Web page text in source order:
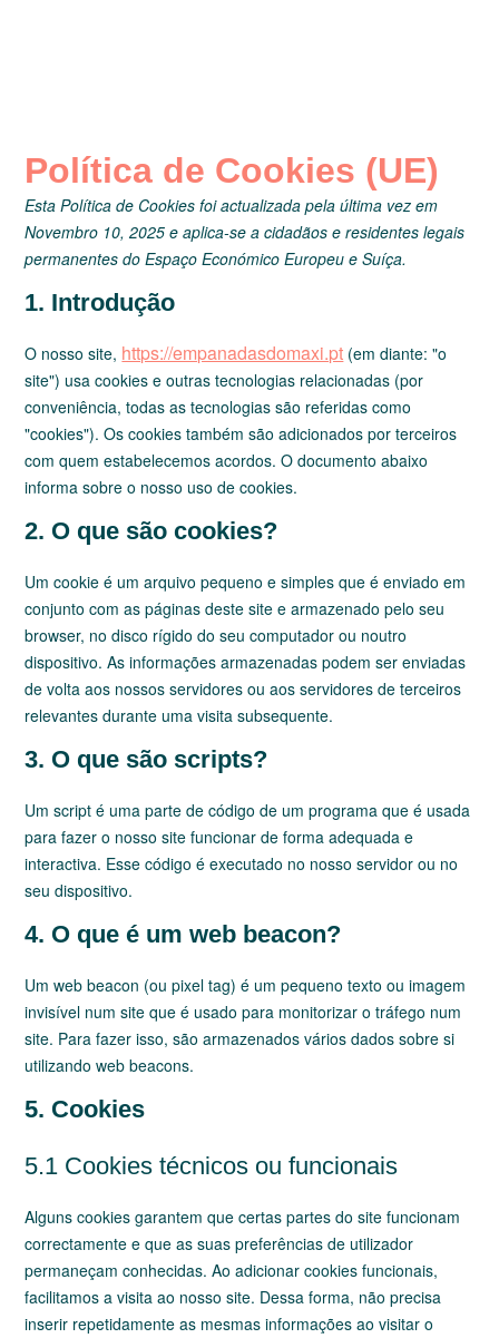
Política de Cookies (UE)
Esta Política de Cookies foi actualizada pela última vez em
Novembro 10, 2025 e aplica-se a cidadãos e residentes legais
permanentes do Espaço Económico Europeu e Suíça.
1. Introdução
O nosso site, https://empanadasdomaxi.pt (em diante: "o
site") usa cookies e outras tecnologias relacionadas (por
conveniência, todas as tecnologias são referidas como
"cookies"). Os cookies também são adicionados por terceiros
com quem estabelecemos acordos. O documento abaixo
informa sobre o nosso uso de cookies.
2. O que são cookies?
Um cookie é um arquivo pequeno e simples que é enviado em
conjunto com as páginas deste site e armazenado pelo seu
browser, no disco rígido do seu computador ou noutro
dispositivo. As informações armazenadas podem ser enviadas
de volta aos nossos servidores ou aos servidores de terceiros
relevantes durante uma visita subsequente.
3. O que são scripts?
Um script é uma parte de código de um programa que é usada
para fazer o nosso site funcionar de forma adequada e
interactiva. Esse código é executado no nosso servidor ou no
seu dispositivo.
4. O que é um web beacon?
Um web beacon (ou pixel tag) é um pequeno texto ou imagem
invisível num site que é usado para monitorizar o tráfego num
site. Para fazer isso, são armazenados vários dados sobre si
utilizando web beacons.
5. Cookies
5.1 Cookies técnicos ou funcionais
Alguns cookies garantem que certas partes do site funcionam
correctamente e que as suas preferências de utilizador
permaneçam conhecidas. Ao adicionar cookies funcionais,
facilitamos a visita ao nosso site. Dessa forma, não precisa
inserir repetidamente as mesmas informações ao visitar o